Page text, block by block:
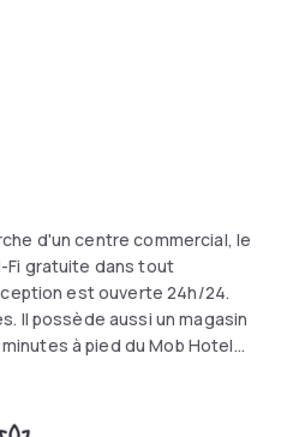
d'un centre commercial, le
Fi gratuite dans tout
est ouverte 24h/24.
Il possède aussi un magasin
à pied du Mob Hotel
La Sucrière vous